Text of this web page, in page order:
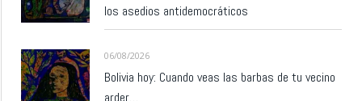
los asedios antidemocráticos
06/08/2026
Bolivia hoy: Cuando veas las barbas de tu vecino
arder…